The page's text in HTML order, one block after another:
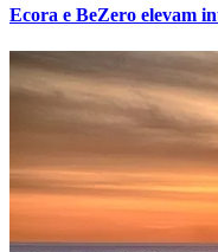
Botafogo
Ecora e BeZero elevam